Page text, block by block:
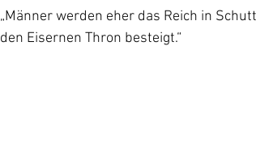
„Männer werden eher das Reich in
den Eisernen Thron besteigt.“